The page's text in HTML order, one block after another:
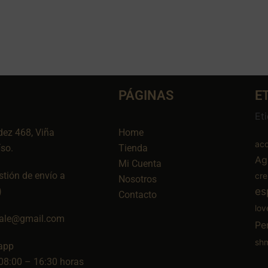
468, Viña
de envío a
– 16:30 horas
PÁGINAS
Home
Tienda
Mi Cuenta
Nosotros
Contacto